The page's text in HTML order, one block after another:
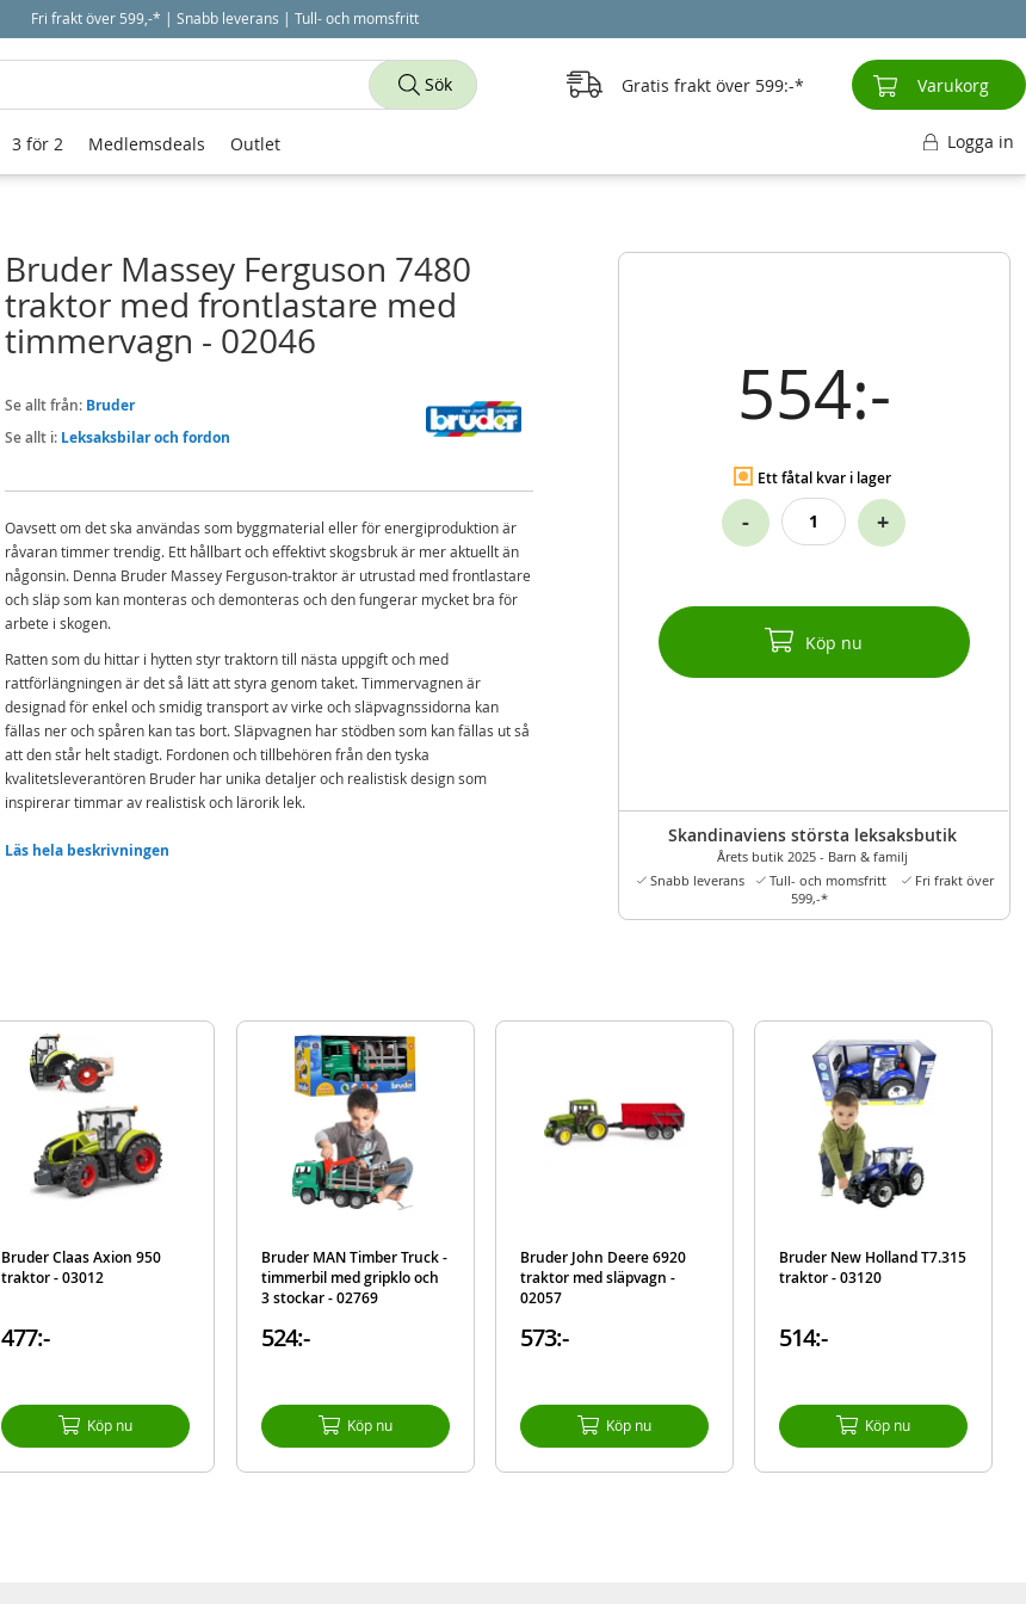
Fri frakt över 599,-* | Snabb leverans | Tull- och momsfritt
554:-
Ett fåtal kvar i lager
- +
Köp nu
Skandinaviens största leksaksbutik
Årets butik 2025 - Barn & familj
Snabb leverans
Tull- och momsfritt
Fri frakt över
599,-*
Bruder Massey Ferguson 7480
traktor med frontlastare med
timmervagn - 02046
Se allt från: Bruder
Se allt i: Leksaksbilar och fordon
Oavsett om det ska användas som byggmaterial eller för energiproduktion är
råvaran timmer trendig. Ett hållbart och effektivt skogsbruk är mer aktuellt än
någonsin. Denna Bruder Massey Ferguson-traktor är utrustad med frontlastare
och släp som kan monteras och demonteras och den fungerar mycket bra för
arbete i skogen.
Ratten som du hittar i hytten styr traktorn till nästa uppgift och med
rattförlängningen är det så lätt att styra genom taket. Timmervagnen är
designad för enkel och smidig transport av virke och släpvagnssidorna kan
fällas ner och spåren kan tas bort. Släpvagnen har stödben som kan fällas ut så
att den står helt stadigt. Fordonen och tillbehören från den tyska
kvalitetsleverantören Bruder har unika detaljer och realistisk design som
inspirerar timmar av realistisk och lärorik lek.
Frontlastare
Timmervagn
3 timmerstockar
Detaljer:
Mått: ca. 77 x 17 x 18 cm (LxBxH)
Skala: 1:16
Ålder: från 3 år
information
Varumärke Bruder
Läs hela beskrivningen
Bruder Claas Axion 950
traktor - 03012
477:-
Köp nu
Bruder MAN Timber Truck -
timmerbil med gripklo och
3 stockar - 02769
524:-
Köp nu
Bruder John Deere 6920
traktor med släpvagn -
02057
573:-
Köp nu
Bruder New Holland T7.315
traktor - 03120
514:-
Köp nu
Sök Gratis frakt över 599:- Varukorg
3 för 2 Medlemsdeals Outlet Logga in